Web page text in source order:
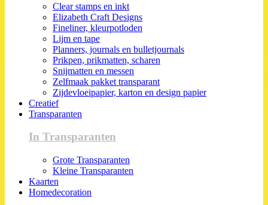
Clear stamps en inkt
Elizabeth Craft Designs
Fineliner, kleurpotloden
Lijm en tape
Planners, journals en bulletjournals
Prikpen, prikmatten, scharen
Snijmatten en messen
Zelfmaak pakket transparant
Zijdevloeipapier, karton en design papier
Creatief
Transparanten
In Transparanten
Grote Transparanten
Kleine Transparanten
Kaarten
Homedecoration